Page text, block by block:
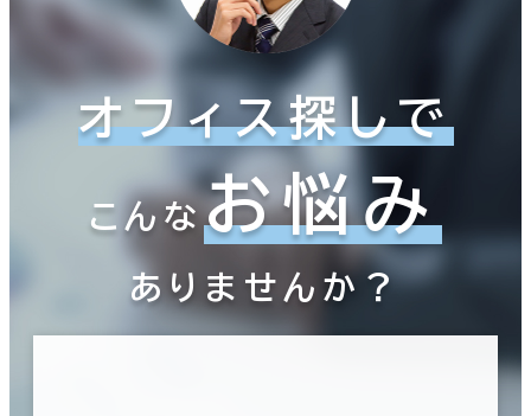
オフィス探しで
こんなお悩み
ありませんか？